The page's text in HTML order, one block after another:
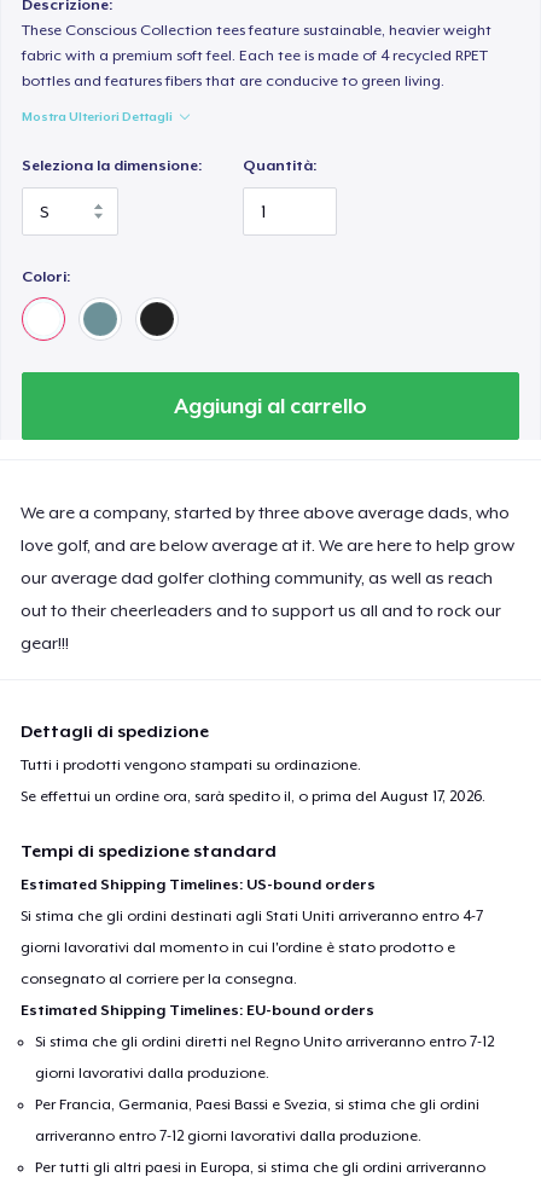
Descrizione:
These Conscious Collection tees feature sustainable, heavier weight
fabric with a premium soft feel. Each tee is made of 4 recycled RPET
bottles and features fibers that are conducive to green living.
Mostra Ulteriori Dettagli
Seleziona la dimensione: Quantità:
Colori:
Aggiungi al carrello
We are a company, started by three above average dads, who
love golf, and are below average at it. We are here to help grow
our average dad golfer clothing community, as well as reach
out to their cheerleaders and to support us all and to rock our
gear!!!
Dettagli di spedizione
Tutti i prodotti vengono stampati su ordinazione.
Se effettui un ordine ora, sarà spedito il, o prima delAugust 17, 2026.
Tempi di spedizione standard
Estimated Shipping Timelines: US-bound orders
Si stima che gli ordini destinati agli Stati Uniti arriveranno entro 4-7
giorni lavorativi dal momento in cui l'ordine è stato prodotto e
consegnato al corriere per la consegna.
Estimated Shipping Timelines: EU-bound orders
Si stima che gli ordini diretti nel Regno Unito arriveranno entro 7-12
giorni lavorativi dalla produzione.
Per Francia, Germania, Paesi Bassi e Svezia, si stima che gli ordini
arriveranno entro 7-12 giorni lavorativi dalla produzione.
Per tutti gli altri paesi in Europa, si stima che gli ordini arriveranno
Triblend Tee
25,99 USD
22,99 USD
Women's Maple Tee
Unisex Classic Crewneck Sweatshirt
Women's Classic Tee
Premium V-Neck Tee
23,99 USD
Premium V-Neck Tee
23,99 USD
Premium Long Sleeve Tee
Women's Comfort Tee
22,99 USD
Classic Tank Top
21,99 USD
Women's Flowy Tank Top